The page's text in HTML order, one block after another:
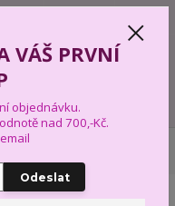
0,00 Kč
PAINTING
VÁŠ PRVNÍ
objednávku.
nad 700,-Kč.
Odeslat